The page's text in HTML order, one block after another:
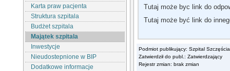
Karta praw pacjenta
Struktura szpitala
Budżet szpitala
Majątek szpitala
Inwestycje
Nieudostepnione w BIP
Dodatkowe informacje
Tutaj może byc link do
Tutaj może być link do
Podmiot publikujący: Szpital
Zatwierdził do publ.: Zatwierdzający
Rejestr zmian: brak zmian